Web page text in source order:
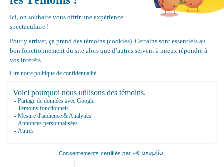
Déneigement
de toits
Équipements
Politique de
Google
4.7
Location Canvec © All Rights Reserved 2025.